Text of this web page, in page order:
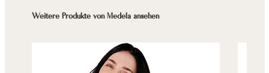
Produktgalerie überspringen
Weitere Produkte von Medela ansehen